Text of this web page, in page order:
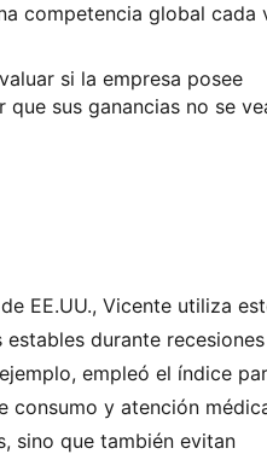
competencia global cada
si la empresa posee
sus ganancias no se
EE.UU., Vicente utiliza
durante recesiones
empleó el índice
consumo y atención
sino que también evitan